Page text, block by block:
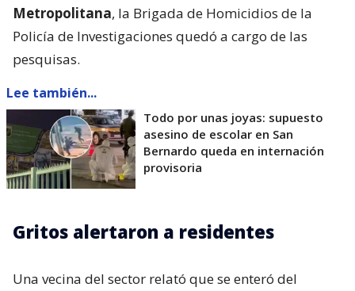
Metropolitana, la Brigada de Homicidios de la
Policía de Investigaciones quedó a cargo de las
pesquisas.
Lee también...
Todo por unas joyas: supuesto
asesino de escolar en San
Bernardo queda en internación
provisoria
Gritos alertaron a residentes
Una vecina del sector relató que se enteró del